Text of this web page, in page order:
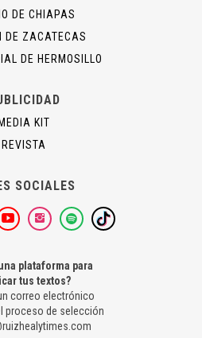
DE CHIAPAS
DE ZACATECAS
DE HERMOSILLO
MEDIA KIT
REVISTA
SOCIALES
plataforma para
tus textos?
correo electrónico
proceso de selección